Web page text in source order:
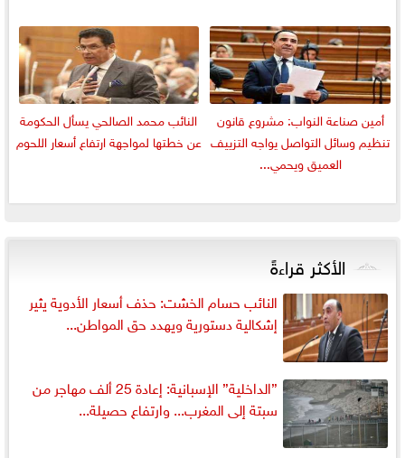
أمين صناعة النواب: مشروع قانون
تنظيم وسائل التواصل يواجه التزييف
العميق ويحمي...
النائب محمد الصالحي يسأل الحكومة
عن خطتها لمواجهة ارتفاع أسعار اللحوم
الأكثر قراءةً
النائب حسام الخشت: حذف أسعار الأدوية يثير
إشكالية دستورية ويهدد حق المواطن...
”الداخلية” الإسبانية: إعادة 25 ألف مهاجر من
سبتة إلى المغرب... وارتفاع حصيلة...